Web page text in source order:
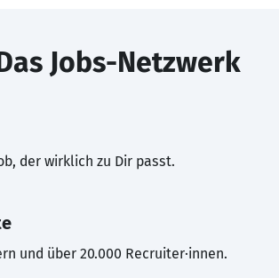
Jobs-Netzwerk
der wirklich zu Dir passt.
und über 20.000 Recruiter·innen.